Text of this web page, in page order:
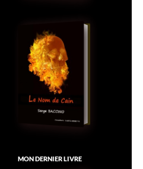
MON DERNIER LIVRE